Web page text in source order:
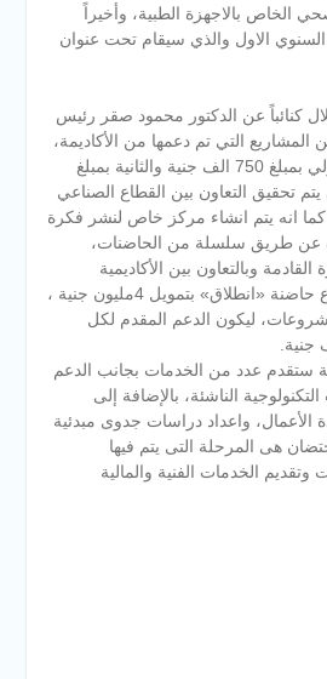
الخاص بالاجهزة الطبية، وأخيراً
السنوي الاول والذي سيقام تحت عنوان
كنائباً عن الدكتور محمود صقر رئيس
المشاريع التي تم دعمها من الأكاديمة،
وتكون علي مرحلتين الاولي بمبلغ 750 الف جنية والثانية بمبلغ
يتم تحقيق التعاون بين القطاع الصناعي
كما انه يتم انشاء مركز خاص لنشر فكرة
عن طريق سلسلة من الحاضنات،
وبالتعاون بين الأكاديمية
والجامعة سيتم افتتاح فرع حاضنة «انطلاق» بتمويل 4مليون جنية ،
سيتم احتضان 10 مشروعات، ليكون الدعم المقدم لكل
ستقدم عدد من الخدمات بجانب الدعم
الناشئة، بالإضافة إلى
الأعمال، واعداد دراسات جدوى مبدئية
هى المرحلة التى يتم فيها
الخدمات الفنية والمالية